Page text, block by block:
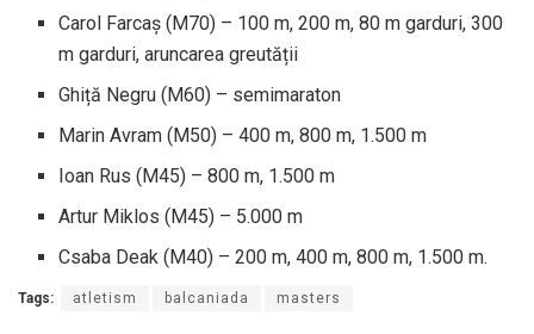
Carol Farcaș (M70) – 100 m, 200 m, 80 m garduri, 300
m garduri, aruncarea greutății
Ghiță Negru (M60) – semimaraton
Marin Avram (M50) – 400 m, 800 m, 1.500 m
Ioan Rus (M45) – 800 m, 1.500 m
Artur Miklos (M45) – 5.000 m
Csaba Deak (M40) – 200 m, 400 m, 800 m, 1.500 m.
Tags: atletism balcaniada masters